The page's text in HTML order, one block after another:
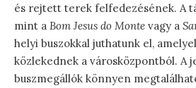
és rejtett terek felfedezésének. A
mint a Bom Jesus do Monte vagy a
helyi buszokkal juthatunk el,
közlekednek a városközpontból. A
buszmegállók könnyen